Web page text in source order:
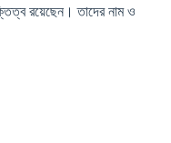
রয়েছেন। তাদের নাম ও